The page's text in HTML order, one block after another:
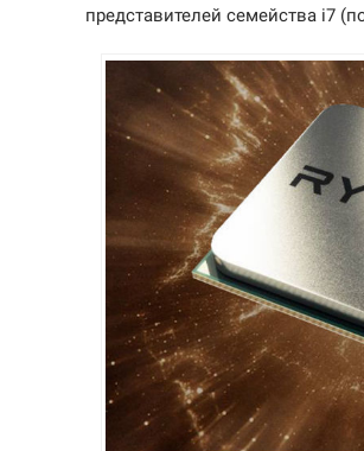
представителей семейства i7